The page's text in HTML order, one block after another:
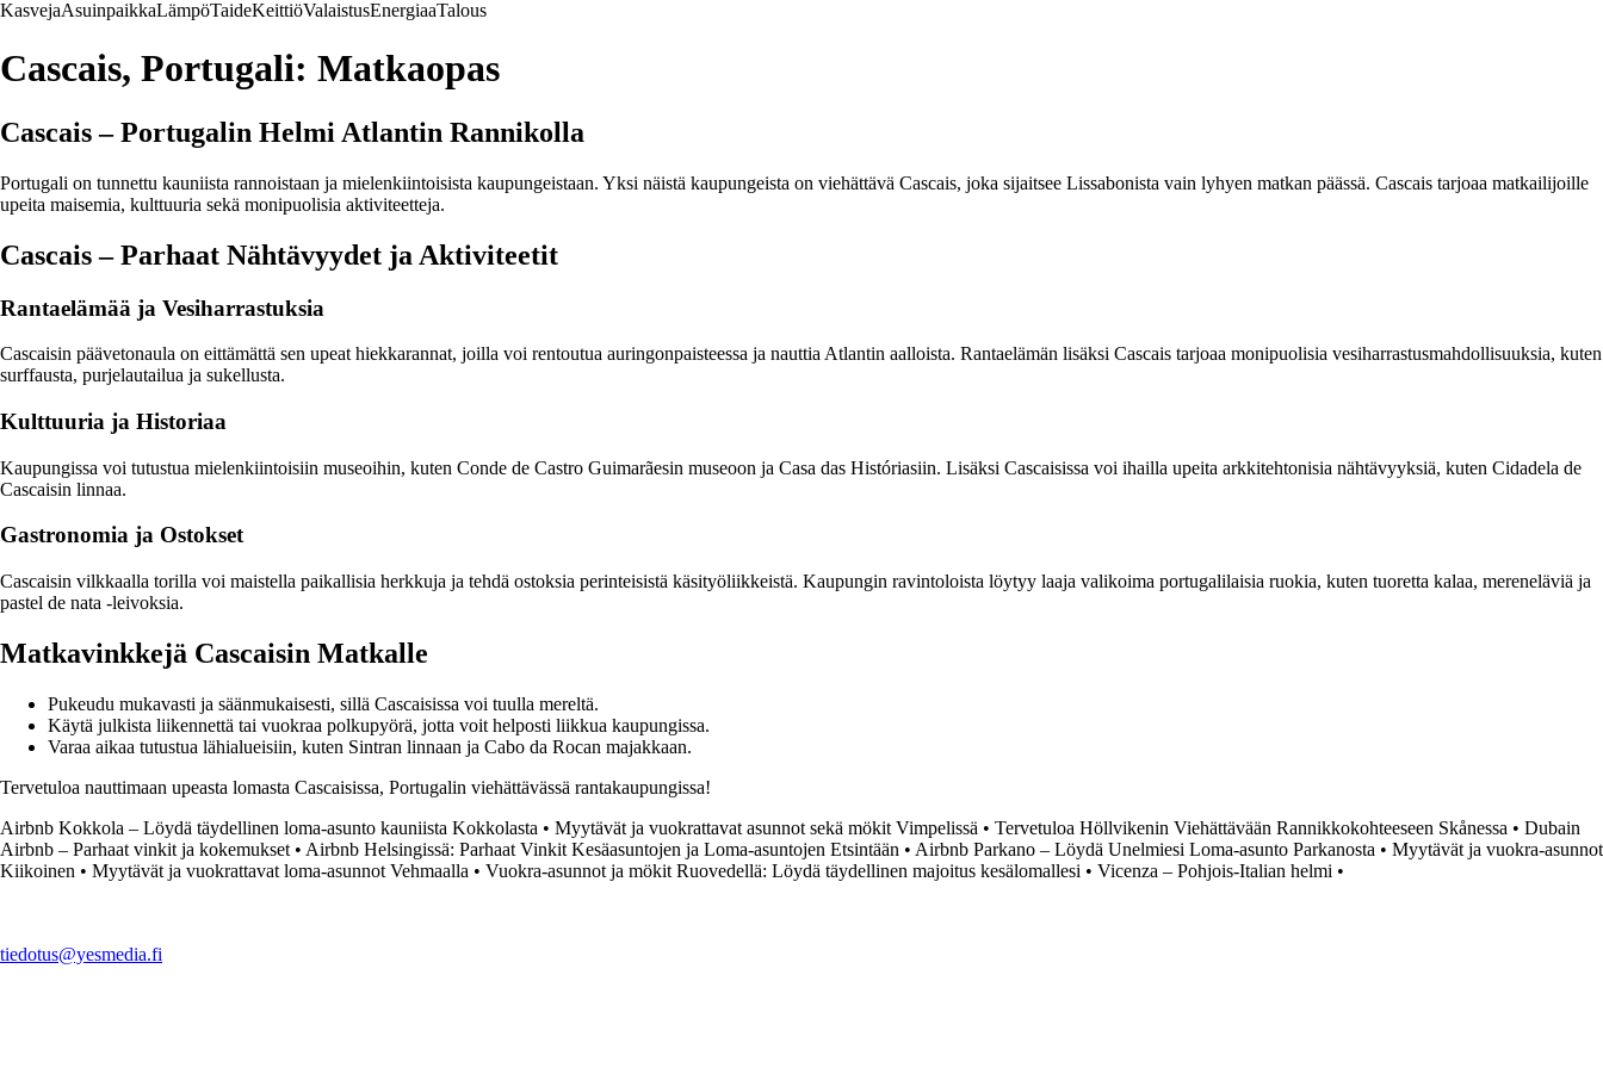
KasvejaAsuinpaikkaLämpöTaideKeittiöValaistusEnergiaaTalous
Cascais, Portugali: Matkaopas
Cascais – Portugalin Helmi Atlantin Rannikolla
Portugali on tunnettu kauniista rannoistaan ja mielenkiintoisista kaupungeistaan. Yksi näistä kaupungeista on viehättävä Cascais, joka sijaitsee Lissabonista vain lyhyen matkan päässä. Cascais tarjoaa matkailijoille
upeita maisemia, kulttuuria sekä monipuolisia aktiviteetteja.
Cascais – Parhaat Nähtävyydet ja Aktiviteetit
Rantaelämää ja Vesiharrastuksia
Cascaisin päävetonaula on eittämättä sen upeat hiekkarannat, joilla voi rentoutua auringonpaisteessa ja nauttia Atlantin aalloista. Rantaelämän lisäksi Cascais tarjoaa monipuolisia vesiharrastusmahdollisuuksia, kuten
surffausta, purjelautailua ja sukellusta.
Kulttuuria ja Historiaa
Kaupungissa voi tutustua mielenkiintoisiin museoihin, kuten Conde de Castro Guimarãesin museoon ja Casa das Históriasiin. Lisäksi Cascaisissa voi ihailla upeita arkkitehtonisia nähtävyyksiä, kuten Cidadela de
Cascaisin linnaa.
Gastronomia ja Ostokset
Cascaisin vilkkaalla torilla voi maistella paikallisia herkkuja ja tehdä ostoksia perinteisistä käsityöliikkeistä. Kaupungin ravintoloista löytyy laaja valikoima portugalilaisia ruokia, kuten tuoretta kalaa, mereneläviä ja
pastel de nata -leivoksia.
Matkavinkkejä Cascaisin Matkalle
Pukeudu mukavasti ja säänmukaisesti, sillä Cascaisissa voi tuulla mereltä.
Käytä julkista liikennettä tai vuokraa polkupyörä, jotta voit helposti liikkua kaupungissa.
Varaa aikaa tutustua lähialueisiin, kuten Sintran linnaan ja Cabo da Rocan majakkaan.
Tervetuloa nauttimaan upeasta lomasta Cascaisissa, Portugalin viehättävässä rantakaupungissa!
Airbnb Kokkola – Löydä täydellinen loma-asunto kauniista Kokkolasta • Myytävät ja vuokrattavat asunnot sekä mökit Vimpelissä • Tervetuloa Höllvikenin Viehättävään Rannikkokohteeseen Skånessa • Dubain
Airbnb – Parhaat vinkit ja kokemukset • Airbnb Helsingissä: Parhaat Vinkit Kesäasuntojen ja Loma-asuntojen Etsintään • Airbnb Parkano – Löydä Unelmiesi Loma-asunto Parkanosta • Myytävät ja vuokra-asunnot
Kiikoinen • Myytävät ja vuokrattavat loma-asunnot Vehmaalla • Vuokra-asunnot ja mökit Ruovedellä: Löydä täydellinen majoitus kesälomallesi • Vicenza – Pohjois-Italian helmi •
tiedotus@yesmedia.fi